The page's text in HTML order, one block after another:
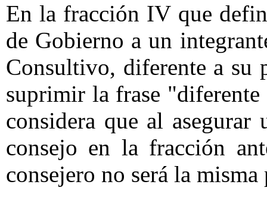
En la fracción IV que
de Gobierno a un
Consultivo, diferente a su
suprimir la frase "diferente
considera que al asegurar
consejo en la fracción
consejero no será la misma